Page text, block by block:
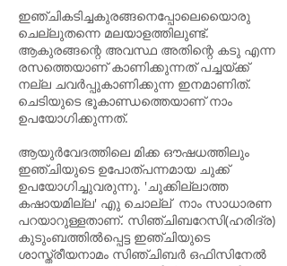
ഇഞ്ചികടിച്ചകുരങ്ങനെപ്പോലെയൊെരു
ചെല്ലുതന്നെ മലയാളത്തിലുണ്ട്.
ആകുരങ്ങന്റെ അവസ്ഥ അതിന്റെ കടു എന്ന
രസത്തെയാണ് കാണിക്കുന്നത് പച്ചയ്ക്ക്
നല്ല ചവർപ്പുകാണിക്കുന്ന ഇനമാണിത്.
ചെടിയുടെ ഭൂകാണ്ഡത്തെയാണ് നാം
ഉപയോഗിക്കുന്നത്.
ആയുർവേദത്തിലെ മിക്ക ഔഷധത്തിലും
ഇഞ്ചിയുടെ ഉപോത്പന്നമായ ചുക്ക്
ഉപയോഗിച്ചുവരുന്നു. 'ചുക്കില്ലാത്ത
കഷായമില്ല' എു ചൊല്ല് നാം സാധാരണ
പറയാറുള്ളതാണ്. സിഞ്ചിബറേസി(ഹരിദ്ര)
കുടുംബത്തിൽപ്പെട്ട ഇഞ്ചിയുടെ
ശാസ്ത്രീയനാമം സിഞ്ചിബർ ഒഫിസിനേൽ